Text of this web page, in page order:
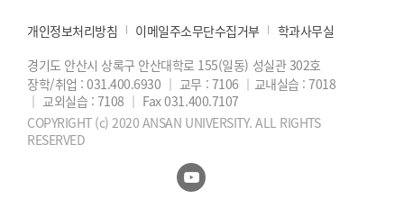
개인정보처리방침 이메일주소무단수집거부
학과사무실
경기도 안산시 상록구 안산대학로 155(일동) 성실관 302호
장학/취업 : 031.400.6930 ｜ 교무 : 7106 ｜ 교내실습 : 7018
｜ 교외실습 : 7108 ｜ Fax 031.400.7107
COPYRIGHT (c) 2020 ANSAN UNIVERSITY. ALL RIGHTS
RESERVED